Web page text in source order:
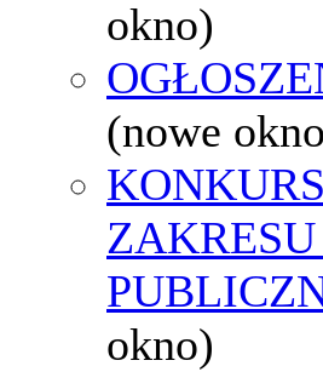
okno)
(nowe
okno)